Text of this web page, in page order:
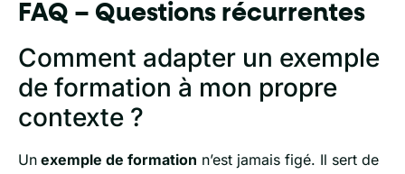
FAQ – Questions récurrentes
Comment adapter un exemple
de formation à mon propre
contexte ?
Un exemple de formation n’est jamais figé. Il sert de